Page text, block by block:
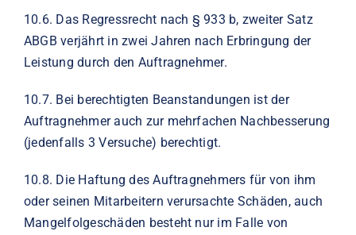
10.6. Das Regressrecht nach § 933 b, zweiter Satz
ABGB verjährt in zwei Jahren nach Erbringung der
Leistung durch den Auftragnehmer.
10.7. Bei berechtigten Beanstandungen ist der
Auftragnehmer auch zur mehrfachen Nachbesserung
(jedenfalls 3 Versuche) berechtigt.
10.8. Die Haftung des Auftragnehmers für von ihm
oder seinen Mitarbeitern verursachte Schäden, auch
Mangelfolgeschäden besteht nur im Falle von